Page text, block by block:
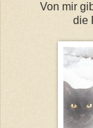
Von mir
die